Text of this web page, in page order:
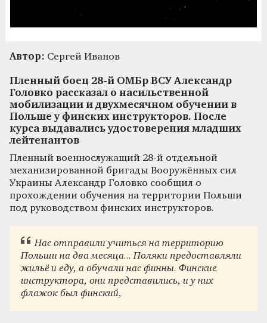
Автор: Сергей Иванов
Пленный боец 28-й ОМБр ВСУ Александр
Головко рассказал о насильственной
мобилизации и двухмесячном обучении в
Польше у финских инструкторов. После
курса выдавались удостоверения младших
лейтенантов
Пленный военнослужащий 28-й отдельной
механизированной бригады Вооружённых сил
Украины Александр Головко сообщил о
прохождении обучения на территории Польши
под руководством финских инструкторов.
Нас отправили учиться на территорию
Польши на два месяца... Поляки предоставляли
жильё и еду, а обучали нас финны. Финские
инструктора, они представились, и у них
флажок был финский,